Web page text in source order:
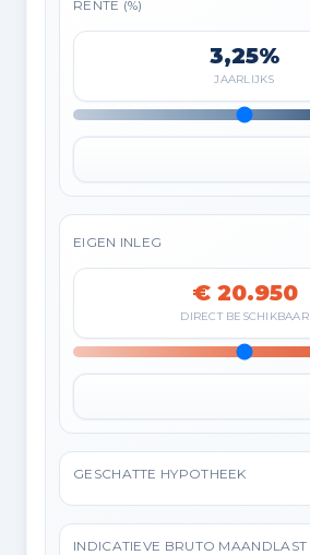
RENTE (%)
3,25%
JAARLIJKS
EIGEN INLEG
€ 20.950
DIRECT BESCHIKBAAR
GESCHATTE HYPOTHEEK
INDICATIEVE BRUTO MAANDLAST